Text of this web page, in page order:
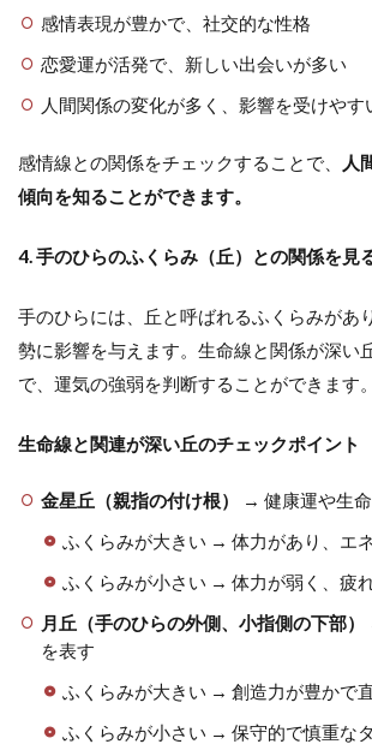
感情表現が豊かで、社交的な性格
恋愛運が活発で、新しい出会いが多い
人間関係の変化が多く、影響を受けやす
感情線との関係をチェックすることで、
人
傾向を知ることができます。
4. 手のひらのふくらみ（丘）との関係を見
手のひらには、丘と呼ばれるふくらみがあ
勢に影響を与えます。生命線と関係が深い
で、運気の強弱を判断することができます。
生命線と関連が深い丘のチェックポイント
金星丘（親指の付け根）
→ 健康運や生
ふくらみが大きい → 体力があり、エ
ふくらみが小さい → 体力が弱く、疲
月丘（手のひらの外側、小指側の下部）
を表す
ふくらみが大きい → 創造力が豊かで
ふくらみが小さい → 保守的で慎重な